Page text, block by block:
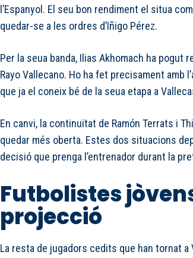
l’Espanyol. El seu bon rendiment el situa
quedar-se a les ordres d’Iñigo Pérez.
Per la seua banda, Ilias Akhomach ha pogut
Rayo Vallecano. Ho ha fet precisament amb
que ja el coneix bé de la seua etapa a
En canvi, la continuïtat de Ramón Terrats i
quedar més oberta. Estes dos situacions
decisió que prenga l’entrenador durant la
Futbolistes
projecció
La resta de jugadors cedits que han tornat